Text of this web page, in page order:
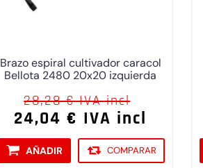
Brazo espiral cultivador caracol
Bellota 2480 20x20 izquierda
28,28 € IVA incl
24,04 € IVA incl
AÑADIR COMPARAR